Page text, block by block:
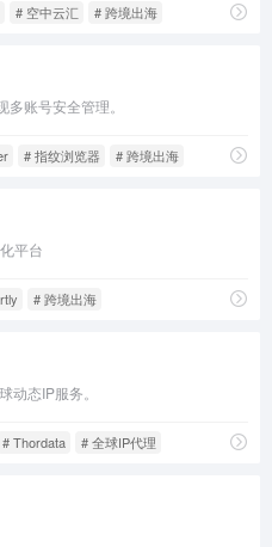
# 空中云汇 # 跨境出海
账号安全管理。
# 指纹浏览器 # 跨境出海
平台
# 跨境出海
动态IP服务。
# Thordata # 全球IP代理